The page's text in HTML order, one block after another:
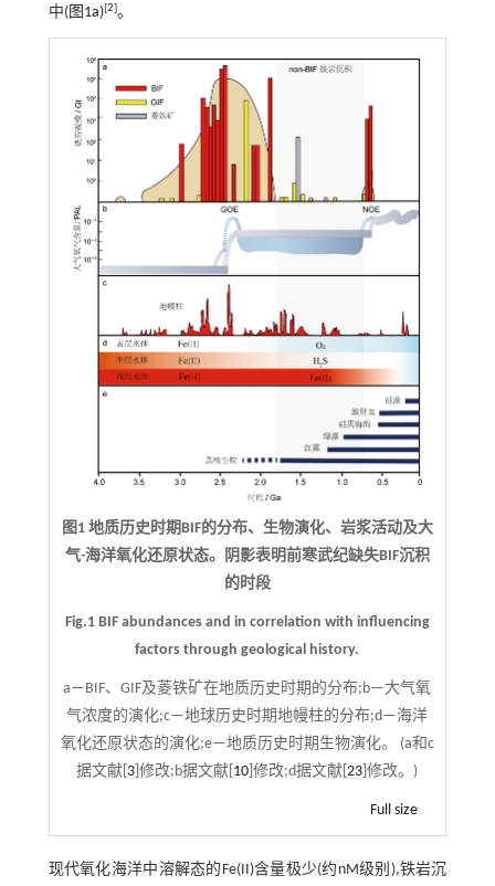
中(图1a)[2]。
图1 地质历史时期BIF的分布、生物演化、岩浆活动及大
气-海洋氧化还原状态。阴影表明前寒武纪缺失BIF沉积
的时段
Fig.1 BIF abundances and in correlation with influencing
factors through geological history.
a—BIF、GIF及菱铁矿在地质历史时期的分布;b—大气氧
气浓度的演化;c—地球历史时期地幔柱的分布;d—海洋
氧化还原状态的演化;e—地质历史时期生物演化。 (a和c
据文献[ 3 ]修改;b据文献[ 10 ]修改;d据文献[23 ]修改。)
Full size
现代氧化海洋中溶解态的Fe(II)含量极少(约nM级别),铁岩沉